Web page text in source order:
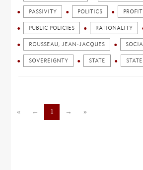
PASSIVITY POLITICS PROFIT
PUBLIC POLICIES RATIONALITY
ROUSSEAU, JEAN-JACQUES
SOVEREIGNTY STATE
« ← 1 → »